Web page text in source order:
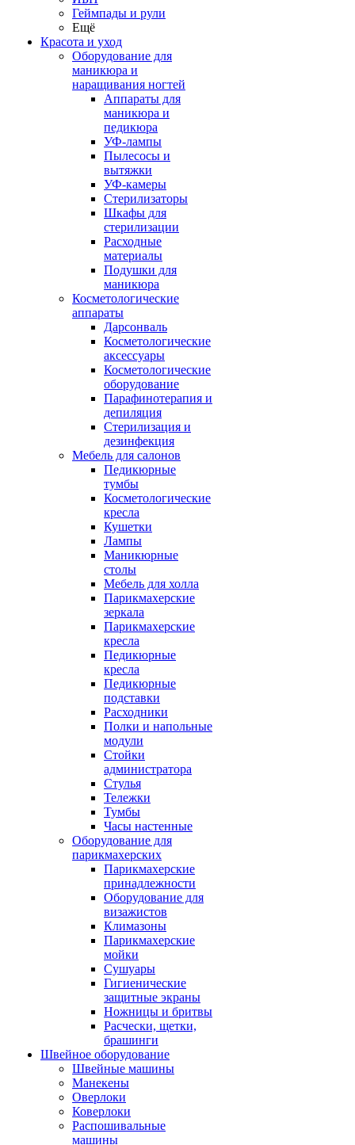
Геймпады и рули
Ещё
Красота и уход
Оборудование для
маникюра и
наращивания ногтей
Аппараты для
маникюра и
педикюра
УФ-лампы
Пылесосы и
вытяжки
УФ-камеры
Стерилизаторы
Шкафы для
стерилизации
Расходные
материалы
Подушки для
маникюра
Косметологические
аппараты
Дарсонваль
Косметологические
аксессуары
Косметологические
оборудование
Парафинотерапия и
депиляция
Стерилизация и
дезинфекция
Мебель для салонов
Педикюрные
тумбы
Косметологические
кресла
Кушетки
Лампы
Маникюрные
столы
Мебель для холла
Парикмахерские
зеркала
Парикмахерские
кресла
Педикюрные
кресла
Педикюрные
подставки
Расходники
Полки и напольные
модули
Стойки
администратора
Стулья
Тележки
Тумбы
Часы настенные
Оборудование для
парикмахерских
Парикмахерские
принадлежности
Оборудование для
визажистов
Климазоны
Парикмахерские
мойки
Сушуары
Гигиенические
защитные экраны
Ножницы и бритвы
Расчески, щетки,
брашинги
Швейное оборудование
Швейные машины
Манекены
Оверлоки
Коверлоки
Распошивальные
машины